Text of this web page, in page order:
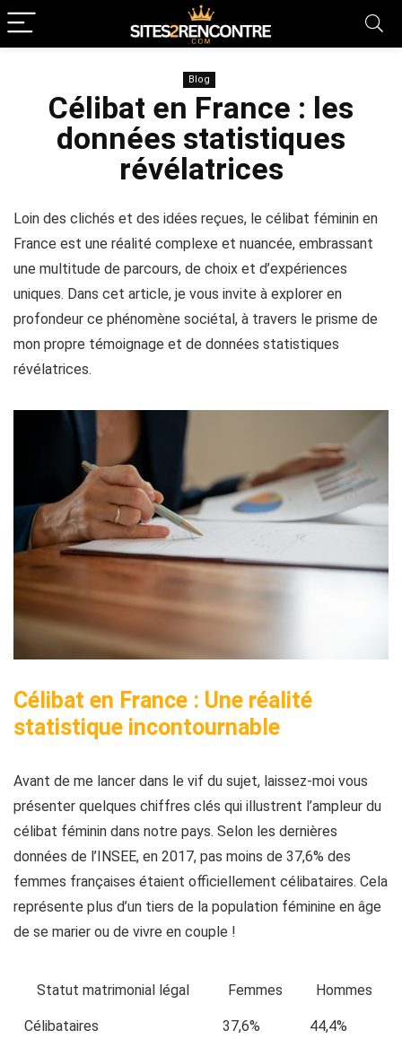
Blog
Célibat en France : les
données statistiques
révélatrices
Loin des clichés et des idées reçues, le célibat féminin en
France est une réalité complexe et nuancée, embrassant
une multitude de parcours, de choix et d’expériences
uniques. Dans cet article, je vous invite à explorer en
profondeur ce phénomène sociétal, à travers le prisme de
mon propre témoignage et de données statistiques
révélatrices.
Célibat en France : Une réalité
statistique incontournable
Avant de me lancer dans le vif du sujet, laissez-moi vous
présenter quelques chiffres clés qui illustrent l’ampleur du
célibat féminin dans notre pays. Selon les dernières
données de l’INSEE, en 2017, pas moins de 37,6% des
femmes françaises étaient officiellement célibataires. Cela
représente plus d’un tiers de la population féminine en âge
de se marier ou de vivre en couple !
Statut matrimonial légal Femmes Hommes
Célibataires 37,6% 44,4%